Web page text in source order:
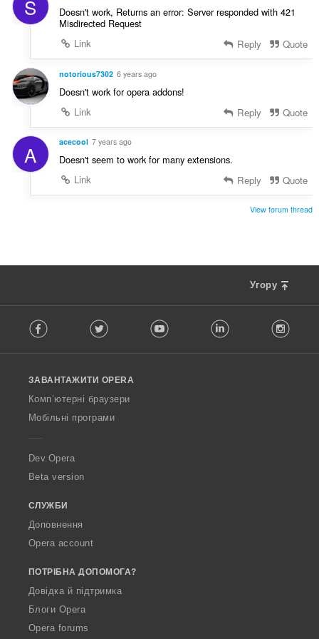
і
в
н
ю
ч
і
в
S
Doesn't work, Returns an error: Server responded with 421
Misdirected Request
Link
Reply Quote
notorious7302 6 years ago
Doesn't work for opera addons!
Link
Reply Quote
A acecool 7 years ago
Doesn't seem to work for many extensions.
Link
Reply Quote
View forum thread
Угору
o
w
O
p
a
Facebook Twitter Youtube LinkedIn
ЗАВАНТАЖИТИ OPERA
Комп’ютерні браузери
Мобільні програми
Dev.Opera
Beta version
СЛУЖБИ
Доповнення
Opera account
ПОТРІБНА ДОПОМОГА?
Довідка й підтримка
Блоги Opera
Opera forums